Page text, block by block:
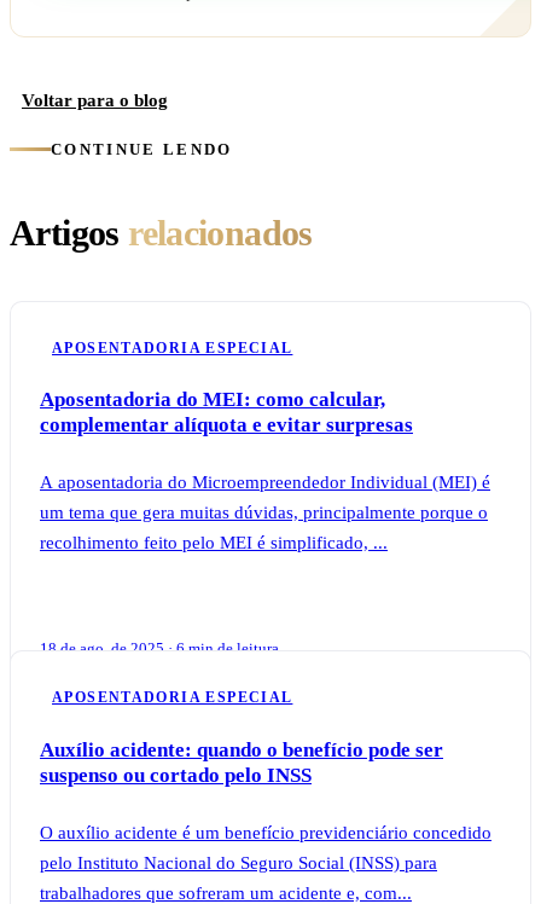
Voltar para o blog
CONTINUE LENDO
Artigos relacionados
APOSENTADORIA ESPECIAL
Aposentadoria do MEI: como calcular,
complementar alíquota e evitar surpresas
A aposentadoria do Microempreendedor Individual (MEI) é
um tema que gera muitas dúvidas, principalmente porque o
recolhimento feito pelo MEI é simplificado, ...
18 de ago. de 2025 · 6 min de leitura
APOSENTADORIA ESPECIAL
Auxílio acidente: quando o benefício pode ser
suspenso ou cortado pelo INSS
O auxílio acidente é um benefício previdenciário concedido
pelo Instituto Nacional do Seguro Social (INSS) para
trabalhadores que sofreram um acidente e, com...